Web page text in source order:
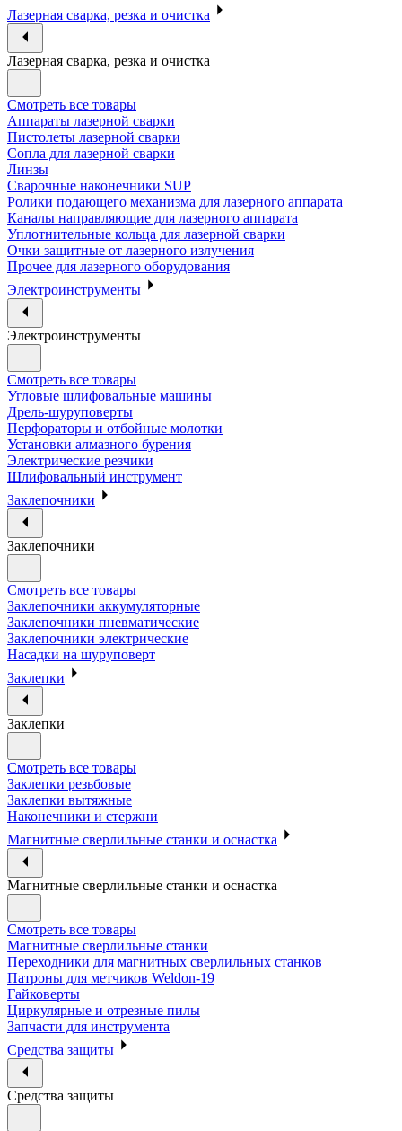
Лазерная сварка, резка и очистка
Лазерная сварка, резка и очистка
Смотреть все товары
Аппараты лазерной сварки
Пистолеты лазерной сварки
Сопла для лазерной сварки
Линзы
Сварочные наконечники SUP
Ролики подающего механизма для лазерного аппарата
Каналы направляющие для лазерного аппарата
Уплотнительные кольца для лазерной сварки
Очки защитные от лазерного излучения
Прочее для лазерного оборудования
Электроинструменты
Электроинструменты
Смотреть все товары
Угловые шлифовальные машины
Дрель-шуруповерты
Перфораторы и отбойные молотки
Установки алмазного бурения
Электрические резчики
Шлифовальный инструмент
Заклепочники
Заклепочники
Смотреть все товары
Заклепочники аккумуляторные
Заклепочники пневматические
Заклепочники электрические
Насадки на шуруповерт
Заклепки
Заклепки
Смотреть все товары
Заклепки резьбовые
Заклепки вытяжные
Наконечники и стержни
Магнитные сверлильные станки и оснастка
Магнитные сверлильные станки и оснастка
Смотреть все товары
Магнитные сверлильные станки
Переходники для магнитных сверлильных станков
Патроны для метчиков Weldon-19
Гайковерты
Циркулярные и отрезные пилы
Запчасти для инструмента
Средства защиты
Средства защиты